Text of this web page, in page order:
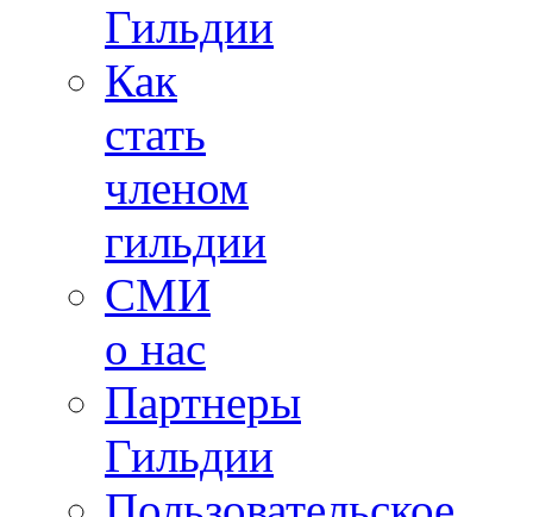
Гильдии
Как
стать
членом
гильдии
СМИ
о нас
Партнеры
Гильдии